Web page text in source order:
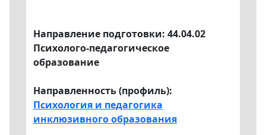
Направление подготовки: 44.04.02
Психолого-педагогическое
образование
Направленность (профиль):
Психология и педагогика
инклюзивного образования